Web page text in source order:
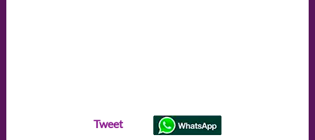
Tweet